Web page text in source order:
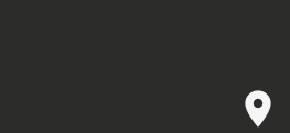
place